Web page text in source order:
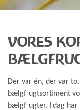
VORES
Der var én, der var
bælgfrugtsortiment
bælgfrugter. I dag har